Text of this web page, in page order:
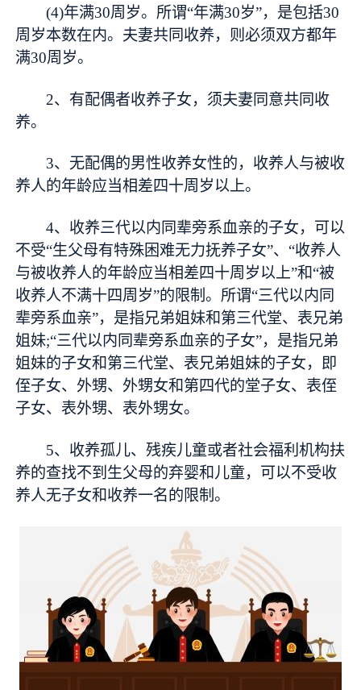
(4)年满30周岁。所谓“年满30岁”，是包括30
周岁本数在内。夫妻共同收养，则必须双方都年
满30周岁。
2、有配偶者收养子女，须夫妻同意共同收
养。
3、无配偶的男性收养女性的，收养人与被收
养人的年龄应当相差四十周岁以上。
4、收养三代以内同辈旁系血亲的子女，可以
不受“生父母有特殊困难无力抚养子女”、“收养人
与被收养人的年龄应当相差四十周岁以上”和“被
收养人不满十四周岁”的限制。所谓“三代以内同
辈旁系血亲”，是指兄弟姐妹和第三代堂、表兄弟
姐妹;“三代以内同辈旁系血亲的子女”，是指兄弟
姐妹的子女和第三代堂、表兄弟姐妹的子女，即
侄子女、外甥、外甥女和第四代的堂子女、表侄
子女、表外甥、表外甥女。
5、收养孤儿、残疾儿童或者社会福利机构扶
养的查找不到生父母的弃婴和儿童，可以不受收
养人无子女和收养一名的限制。